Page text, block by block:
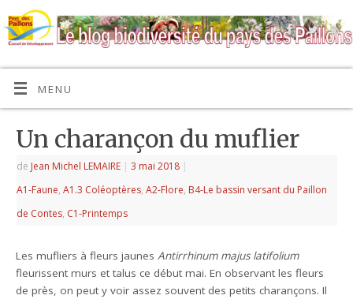
MENU
Un charançon du muflier
de Jean Michel LEMAIRE | 3 mai 2018 |
A1-Faune,A1.3 Coléoptères,A2-Flore, B4-Le bassin versant du Paillon
de Contes, C1-Printemps
Les mufliers à fleurs jaunesAntirrhinum majus latifolium
fleurissent murs et talus ce début mai. En observant les fleurs
de près, on peut y voir assez souvent des petits charançons. Il